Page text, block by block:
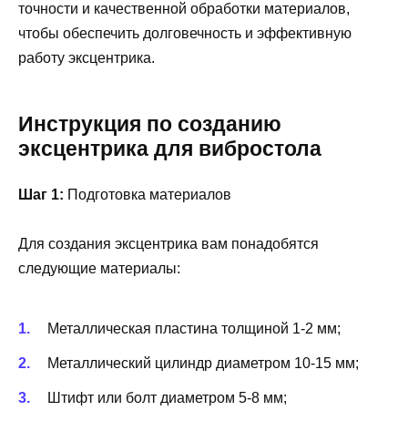
точности и качественной обработки материалов,
чтобы обеспечить долговечность и эффективную
работу эксцентрика.
Инструкция по созданию
эксцентрика для вибростола
Шаг 1: Подготовка материалов
Для создания эксцентрика вам понадобятся
следующие материалы:
Металлическая пластина толщиной 1-2 мм;
Металлический цилиндр диаметром 10-15 мм;
Штифт или болт диаметром 5-8 мм;